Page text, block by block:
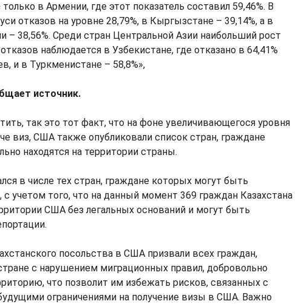
в Армении, где этот показатель составил 59,46%. В
отказов на уровне 28,79%, в Кыргызстане – 39,14%, а в
– 38,56%. Среди стран Центральной Азии наибольший рост
наблюдается в Узбекистане, где отказано в 64,41%
и в Туркменистане – 58,8%»,
источник.
так это тот факт, что на фоне увеличивающегося уровня
виз, США также опубликовали список стран, граждане
находятся на территории страны.
в числе тех стран, граждане которых могут быть
учетом того, что на данный момент 369 граждан Казахстана
США без легальных оснований и могут быть
посольства в США призвали всех граждан,
с нарушением миграционных правил, добровольно
что позволит им избежать рисков, связанных с
ограничениями на получение визы в США. Важно